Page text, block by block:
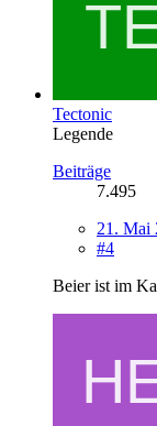
Tectonic
Legende
Beiträge
7.495
21. Mai
#4
Beier ist im